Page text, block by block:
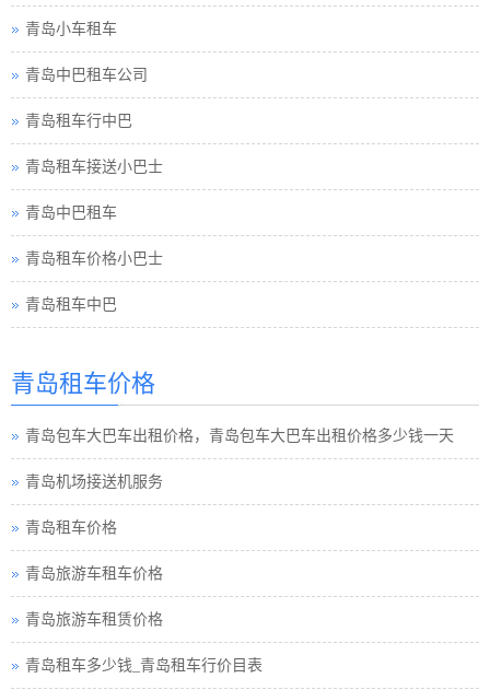
青岛中巴租车公司
青岛租车行中巴
青岛租车接送小巴士
青岛中巴租车
青岛租车价格小巴士
青岛租车中巴
青岛巴士租车
青岛租车须知小车
青岛巴士租车公司
青岛小车租车公司
青岛旅游包车小车
青岛旅游小车车队
青岛旅游小车小车
青岛租车接送小车
青岛租车价格
青岛包车大巴车出租价格，青岛包车大巴车出租价格多少钱一天
青岛机场接送机服务
青岛租车价格
青岛旅游车租车价格
青岛旅游车租赁价格
青岛租车多少钱_青岛租车行价目表